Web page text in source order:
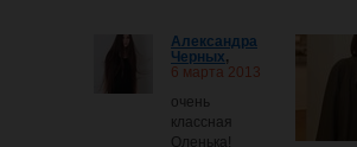
Александра
Черных,
6 марта 2013
очень
классная
Оленька!